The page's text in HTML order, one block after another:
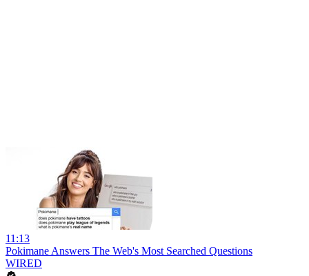
11:13
Pokimane Answers The Web's Most Searched Questions
WIRED